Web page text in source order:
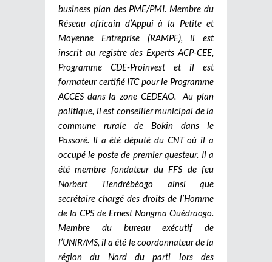
business plan des PME/PMI. Membre du
Réseau africain d’Appui à la Petite et
Moyenne Entreprise (RAMPE), il est
inscrit au registre des Experts ACP-CEE,
Programme CDE-Proinvest et il est
formateur certifié ITC pour le Programme
ACCES dans la zone CEDEAO.Au plan
politique, il est conseiller municipal de la
commune rurale de Bokin dans le
Passoré. Il a été député du CNT où il a
occupé le poste de premier questeur. Il a
été membre fondateur du FFS de feu
Norbert Tiendrébéogo ainsi que
secrétaire chargé des droits de l’Homme
de la CPS de Ernest Nongma Ouédraogo.
Membre du bureau exécutif de
l’UNIR/MS, il a été le coordonnateur de la
région du Nord du parti lors des